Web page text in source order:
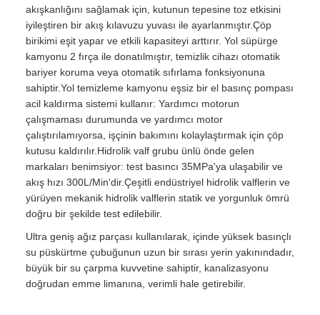
akışkanlığını sağlamak için, kutunun tepesine toz etkisini
iyileştiren bir akış kılavuzu yuvası ile ayarlanmıştır.Çöp
birikimi eşit yapar ve etkili kapasiteyi arttırır. Yol süpürge
kamyonu 2 fırça ile donatılmıştır, temizlik cihazı otomatik
bariyer koruma veya otomatik sıfırlama fonksiyonuna
sahiptir.Yol temizleme kamyonu eşsiz bir el basınç pompası
acil kaldırma sistemi kullanır: Yardımcı motorun
çalışmaması durumunda ve yardımcı motor
çalıştırılamıyorsa, işçinin bakımını kolaylaştırmak için çöp
kutusu kaldırılır.Hidrolik valf grubu ünlü önde gelen
markaları benimsiyor: test basıncı 35MPa'ya ulaşabilir ve
akış hızı 300L/Min'dir.Çeşitli endüstriyel hidrolik valflerin ve
yürüyen mekanik hidrolik valflerin statik ve yorgunluk ömrü
doğru bir şekilde test edilebilir.
Ultra geniş ağız parçası kullanılarak, içinde yüksek basınçlı
su püskürtme çubuğunun uzun bir sırası yerin yakınındadır,
büyük bir su çarpma kuvvetine sahiptir, kanalizasyonu
doğrudan emme limanına, verimli hale getirebilir.